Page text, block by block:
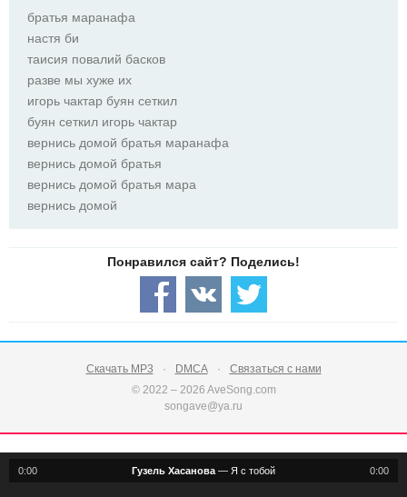
братья маранафа
настя би
таисия повалий басков
разве мы хуже их
игорь чактар буян сеткил
буян сеткил игорь чактар
вернись домой братья маранафа
вернись домой братья
вернись домой братья мара
вернись домой
Скачать MP3 DMCA
Связаться с нами
© 2022 – 2026 AveSong.com
songave@ya.ru
0:00 0:00
Гузель Хасанова — Я с тобой